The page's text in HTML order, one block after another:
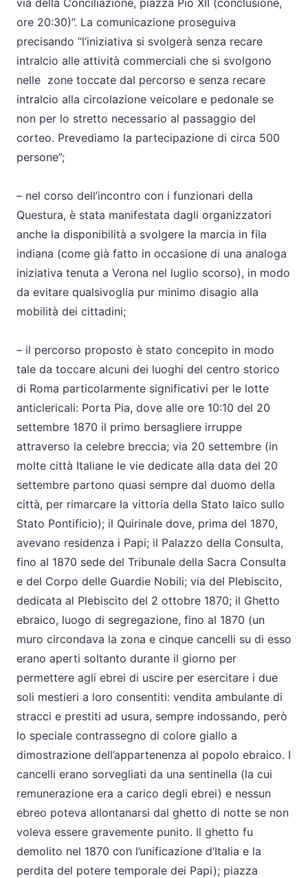
via della Conciliazione, piazza Pio XII (conclusione,
ore 20:30)”. La comunicazione proseguiva
precisando “l’iniziativa si svolgerà senza recare
intralcio alle attività commerciali che si svolgono
nelle zone toccate dal percorso e senza recare
intralcio alla circolazione veicolare e pedonale se
non per lo stretto necessario al passaggio del
corteo. Prevediamo la partecipazione di circa 500
persone”;
– nel corso dell’incontro con i funzionari della
Questura, è stata manifestata dagli organizzatori
anche la disponibilità a svolgere la marcia in fila
indiana (come già fatto in occasione di una analoga
iniziativa tenuta a Verona nel luglio scorso), in modo
da evitare qualsivoglia pur minimo disagio alla
mobilità dei cittadini;
– il percorso proposto è stato concepito in modo
tale da toccare alcuni dei luoghi del centro storico
di Roma particolarmente significativi per le lotte
anticlericali: Porta Pia, dove alle ore 10:10 del 20
settembre 1870 il primo bersagliere irruppe
attraverso la celebre breccia; via 20 settembre (in
molte città Italiane le vie dedicate alla data del 20
settembre partono quasi sempre dal duomo della
città, per rimarcare la vittoria della Stato laico sullo
Stato Pontificio); il Quirinale dove, prima del 1870,
avevano residenza i Papi; il Palazzo della Consulta,
fino al 1870 sede del Tribunale della Sacra Consulta
e del Corpo delle Guardie Nobili; via del Plebiscito,
dedicata al Plebiscito del 2 ottobre 1870; il Ghetto
ebraico, luogo di segregazione, fino al 1870 (un
muro circondava la zona e cinque cancelli su di esso
erano aperti soltanto durante il giorno per
permettere agli ebrei di uscire per esercitare i due
soli mestieri a loro consentiti: vendita ambulante di
stracci e prestiti ad usura, sempre indossando, però
lo speciale contrassegno di colore giallo a
dimostrazione dell’appartenenza al popolo ebraico. I
cancelli erano sorvegliati da una sentinella (la cui
remunerazione era a carico degli ebrei) e nessun
ebreo poteva allontanarsi dal ghetto di notte se non
voleva essere gravemente punito. Il ghetto fu
demolito nel 1870 con l’unificazione d’Italia e la
perdita del potere temporale dei Papi); piazza